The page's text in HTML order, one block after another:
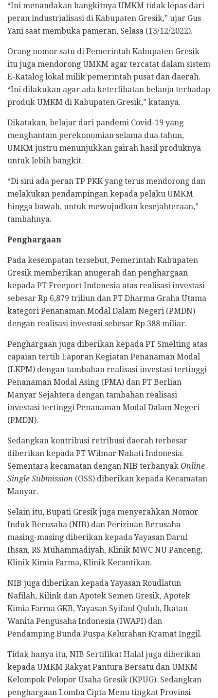
“Ini menandakan bangkitnya UMKM tidak lepas dari
peran industrialisasi di Kabupaten Gresik,” ujar Gus
Yani saat membuka pameran, Selasa (13/12/2022).
Orang nomor satu di Pemerintah Kabupaten Gresik
itu juga mendorong UMKM agar tercatat dalam sistem
E-Katalog lokal milik pemerintah pusat dan daerah.
“Ini dilakukan agar ada keterlibatan belanja terhadap
produk UMKM di Kabupaten Gresik,” katanya.
Dikatakan, belajar dari pandemi Covid-19 yang
menghantam perekonomian selama dua tahun,
UMKM justru menunjukkan gairah hasil produknya
untuk lebih bangkit.
“Di sini ada peran TP PKK yang terus mendorong dan
melakukan pendampingan kepada pelaku UMKM
hingga bawah, untuk mewujudkan kesejahteraan,”
tambahnya.
Penghargaan
Pada kesempatan tersebut, Pemerintah Kabupaten
Gresik memberikan anugerah dan penghargaan
kepada PT Freeport Indonesia atas realisasi investasi
sebesar Rp 6,879 triliun dan PT Dharma Graha Utama
kategori Penanaman Modal Dalam Negeri (PMDN)
dengan realisasi investasi sebesar Rp 388 miliar.
Penghargaan juga diberikan kepada PT Smelting atas
capaian tertib Laporan Kegiatan Penanaman Modal
(LKPM) dengan tambahan realisasi investasi tertinggi
Penanaman Modal Asing (PMA) dan PT Berlian
Manyar Sejahtera dengan tambahan realisasi
investasi tertinggi Penanaman Modal Dalam Negeri
(PMDN).
Sedangkan kontribusi retribusi daerah terbesar
diberikan kepada PT Wilmar Nabati Indonesia.
Sementara kecamatan dengan NIB terbanyak Online
Single Submission (OSS) diberikan kepada Kecamatan
Manyar.
Selain itu, Bupati Gresik juga menyerahkan Nomor
Induk Berusaha (NIB) dan Perizinan Berusaha
masing-masing diberikan kepada Yayasan Darul
Ihsan, RS Muhammadiyah, Klinik MWC NU Panceng,
Klinik Kimia Farma, Klinik Kecantikan.
NIB juga diberikan kepada Yayasan Roudlatun
Nafilah, Kilink dan Apotek Semen Gresik, Apotek
Kimia Farma GKB, Yayasan Syifaul Qulub, Ikatan
Wanita Pengusaha Indonesia (IWAPI) dan
Pendamping Bunda Puspa Kelurahan Kramat Inggil.
Tidak hanya itu, NIB Sertifikat Halal juga diberikan
kepada UMKM Rakyat Pantura Bersatu dan UMKM
Kelompok Pelopor Usaha Gresik (KPUG). Sedangkan
penghargaan Lomba Cipta Menu tingkat Provinsi